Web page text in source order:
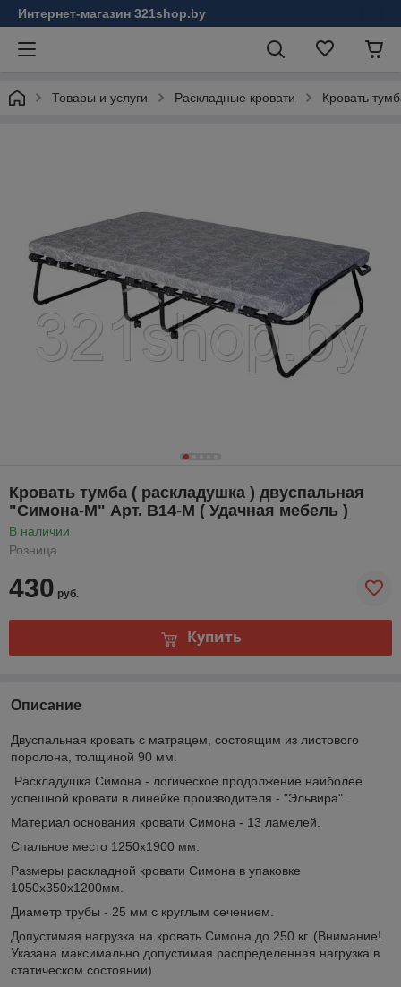
Интернет-магазин 321shop.by
Товары и услуги Раскладные кровати Кровать
Кровать тумба ( раскладушка ) двуспальная
"Симона-М" Арт. В14-М ( Удачная мебель )
В наличии
Розница
430 руб.
Купить
Описание
Двуспальная кровать с матрацем, состоящим из листового
поролона, толщиной 90 мм.
Раскладушка Симона - логическое продолжение наиболее
успешной кровати в линейке производителя - "Эльвира".
Материал основания кровати Симона - 13 ламелей.
Спальное место 1250х1900 мм.
Размеры раскладной кровати Симона в упаковке
1050х350х1200мм.
Диаметр трубы - 25 мм с круглым сечением.
Допустимая нагрузка на кровать Симона до 250 кг. (Внимание!
Указана максимально допустимая распределенная нагрузка в
статическом состоянии).